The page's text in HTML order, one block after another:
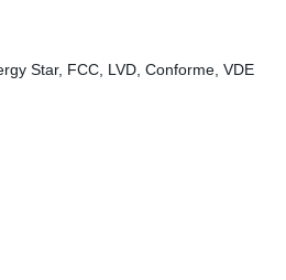
Star, FCC, LVD, Conforme, VDE